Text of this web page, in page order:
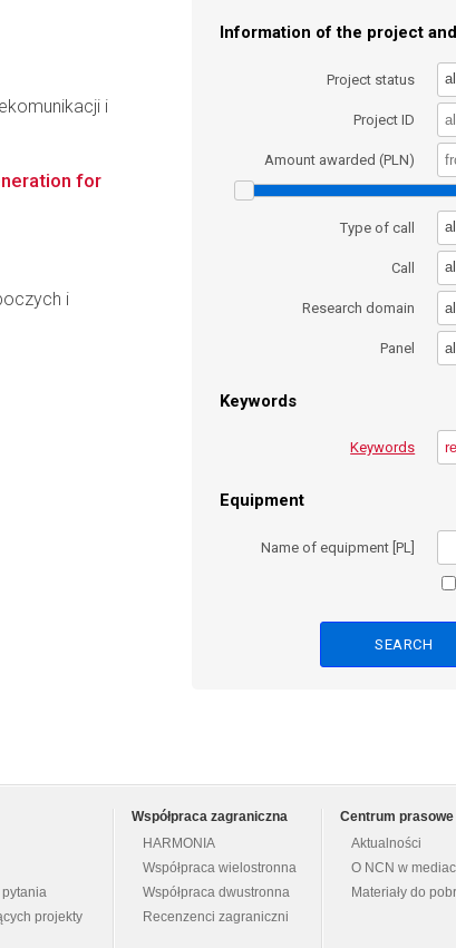
Information of the project
Project status all
Project ID
Amount awarded (PLN)
Type of call all
Call all
Research domain
Panel
Keywords
Keywords
Equipment
Name of equipment [PL]
i
for
i
projekty
Współpraca zagraniczna
HARMONIA
Współpraca wielostronna
Współpraca dwustronna
Recenzenci zagraniczni
Centrum prasowe
Aktualności
O NCN w
Materiały do